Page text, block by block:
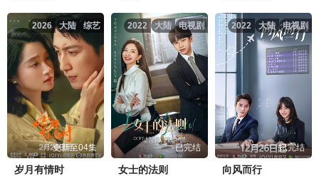
综艺
大陆
2026
更新至04集
岁月有情时
电视剧
大陆
2022
已完结
女士的法则
电视剧
大陆
2022
已完结
向风而行